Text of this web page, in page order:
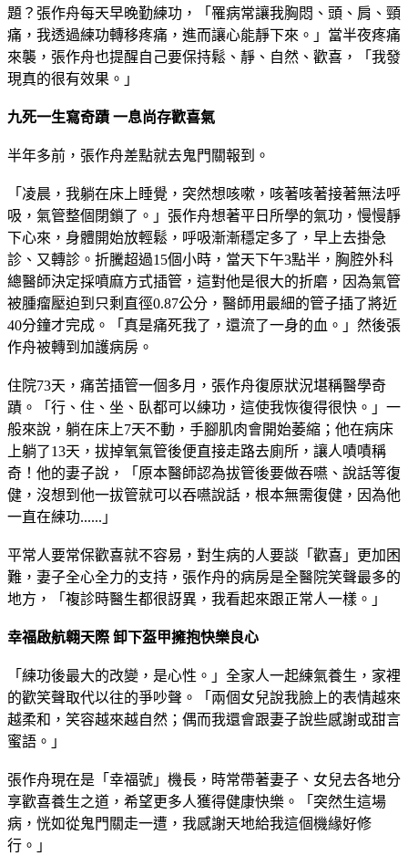
題？張作舟每天早晚勤練功，「罹病常讓我胸悶、頭、肩、頸
痛，我透過練功轉移疼痛，進而讓心能靜下來。」當半夜疼痛
來襲，張作舟也提醒自己要保持鬆、靜、自然、歡喜，「我發
現真的很有效果。」
九死一生寫奇蹟 一息尚存歡喜氣
半年多前，張作舟差點就去鬼門關報到。
「凌晨，我躺在床上睡覺，突然想咳嗽，咳著咳著接著無法呼
吸，氣管整個閉鎖了。」張作舟想著平日所學的氣功，慢慢靜
下心來，身體開始放輕鬆，呼吸漸漸穩定多了，早上去掛急
診、又轉診。折騰超過15個小時，當天下午3點半，胸腔外科
總醫師決定採噴麻方式插管，這對他是很大的折磨，因為氣管
被腫瘤壓迫到只剩直徑0.87公分，醫師用最細的管子插了將近
40分鐘才完成。「真是痛死我了，還流了一身的血。」然後張
作舟被轉到加護病房。
住院73天，痛苦插管一個多月，張作舟復原狀況堪稱醫學奇
蹟。「行、住、坐、臥都可以練功，這使我恢復得很快。」一
般來說，躺在床上7天不動，手腳肌肉會開始萎縮；他在病床
上躺了13天，拔掉氧氣管後便直接走路去廁所，讓人嘖嘖稱
奇！他的妻子說，「原本醫師認為拔管後要做吞嚥、說話等復
健，沒想到他一拔管就可以吞嚥說話，根本無需復健，因為他
一直在練功......」
平常人要常保歡喜就不容易，對生病的人要談「歡喜」更加困
難，妻子全心全力的支持，張作舟的病房是全醫院笑聲最多的
地方，「複診時醫生都很訝異，我看起來跟正常人一樣。」
幸福啟航翱天際 卸下盔甲擁抱快樂良心
「練功後最大的改變，是心性。」全家人一起練氣養生，家裡
的歡笑聲取代以往的爭吵聲。「兩個女兒說我臉上的表情越來
越柔和，笑容越來越自然；偶而我還會跟妻子說些感謝或甜言
蜜語。」
張作舟現在是「幸福號」機長，時常帶著妻子、女兒去各地分
享歡喜養生之道，希望更多人獲得健康快樂。「突然生這場
病，恍如從鬼門關走一遭，我感謝天地給我這個機緣好修
行。」